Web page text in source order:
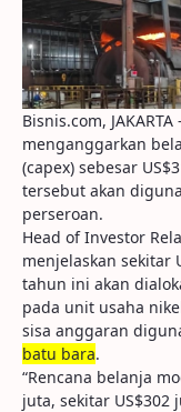
Bisnis.com,
menganggarkan
(capex) sebesar
tersebut akan
perseroan.
Head of Investor
menjelaskan sekitar
tahun ini akan
pada unit usaha
sisa anggaran
batu bara.
“Rencana belanja
juta, sekitar